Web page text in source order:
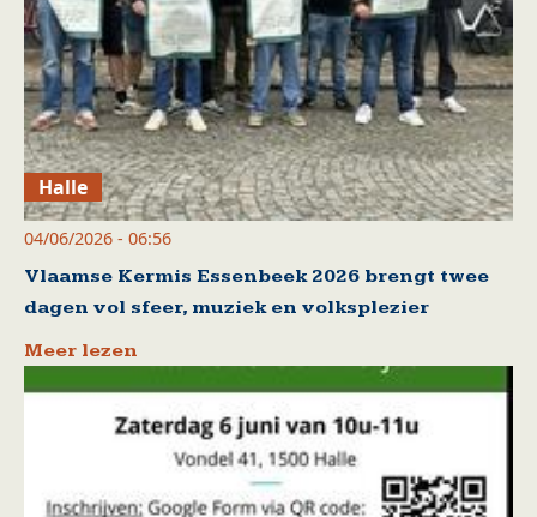
Halle
04/06/2026 - 06:56
Vlaamse Kermis Essenbeek 2026 brengt twee
dagen vol sfeer, muziek en volksplezier
Meer lezen